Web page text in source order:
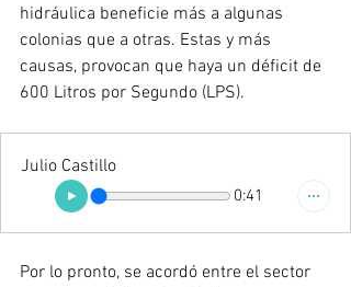
hidráulica beneficie más a algunas
colonias que a otras. Estas y más
causas, provocan que haya un déficit de
600 Litros por Segundo (LPS).
Julio Castillo
0:41
Por lo pronto, se acordó entre el sector